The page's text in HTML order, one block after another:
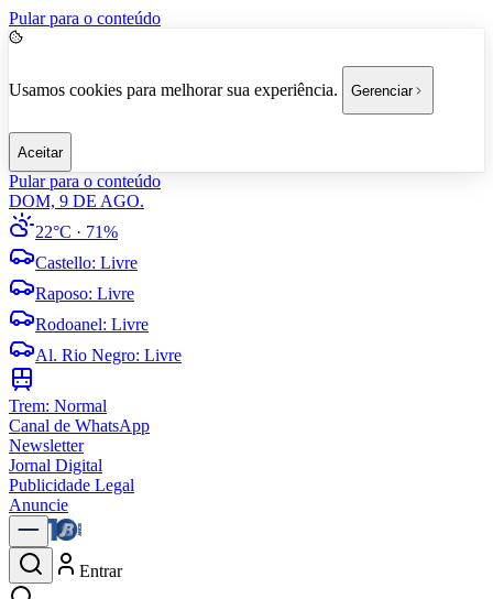
Pular para o conteúdo
Usamos cookies para melhorar sua experiência. Gerenciar
Aceitar
Pular para o conteúdo
DOM, 9 DE AGO.
22°C · 71%
Castello: Livre
Raposo: Livre
Rodoanel: Livre
Al. Rio Negro: Livre
Trem: Normal
Canal de WhatsApp
Newsletter
Jornal Digital
Publicidade Legal
Anuncie
Entrar